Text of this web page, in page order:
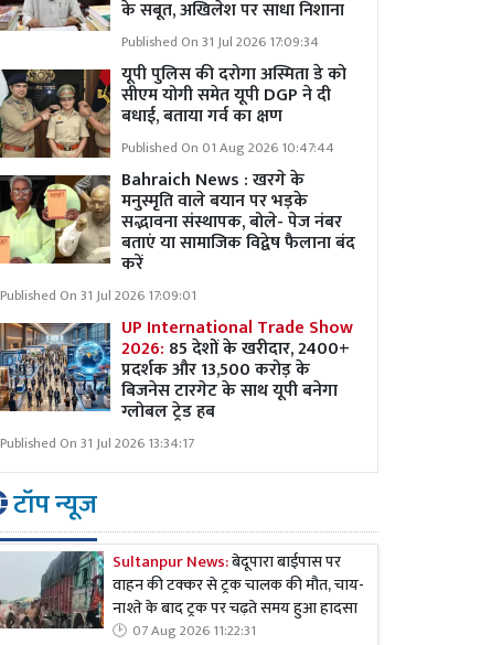
के सबूत, अखिलेश पर साधा निशाना
Published On 31 Jul 2026 17:09:34
यूपी पुलिस की दरोगा अस्मिता डे को
सीएम योगी समेत यूपी DGP ने दी
बधाई, बताया गर्व का क्षण
Published On 01 Aug 2026 10:47:44
Bahraich News : खरगे के
मनुस्मृति वाले बयान पर भड़के
सद्भावना संस्थापक, बोले- पेज नंबर
बताएं या सामाजिक विद्वेष फैलाना बंद
करें
Published On 31 Jul 2026 17:09:01
UP International Trade Show
2026: 85 देशों के खरीदार, 2400+
प्रदर्शक और 13,500 करोड़ के
बिजनेस टारगेट के साथ यूपी बनेगा
ग्लोबल ट्रेड हब
Published On 31 Jul 2026 13:34:17
टॉप न्यूज
Sultanpur News:बेदूपारा बाईपास पर
वाहन की टक्कर से ट्रक चालक की मौत, चाय-
नाश्ते के बाद ट्रक पर चढ़ते समय हुआ हादसा
07 Aug 2026 11:22:31